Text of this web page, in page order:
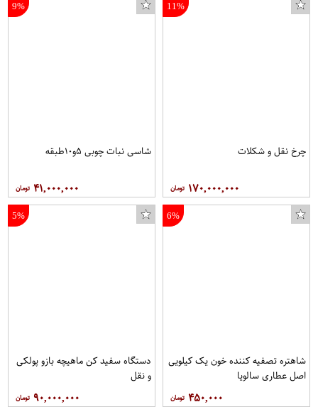
11%
چرخ نقل و شکلات
۱۷۰,۰۰۰,۰۰۰
9%
شاسی نبات چوبی ۵و۱۰طبقه
۴۱,۰۰۰,۰۰۰
6%
شاهتره تصفیه کننده خون یک کیلویی
اصل عطاری سالویا
۴۵۰,۰۰۰
5%
دستگاه سفید کن ماهیچه بازو پولکی
و نقل
۹۰,۰۰۰,۰۰۰